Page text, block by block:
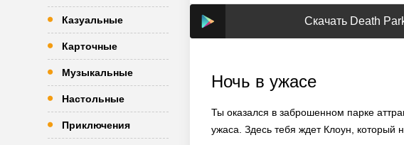
Казуальные
Карточные
Музыкальные
Настольные
Приключения
Скачать Death
Ночь в ужасе
Ты оказался в заброшенном парке
ужаса. Здесь тебя ждет Клоун, который